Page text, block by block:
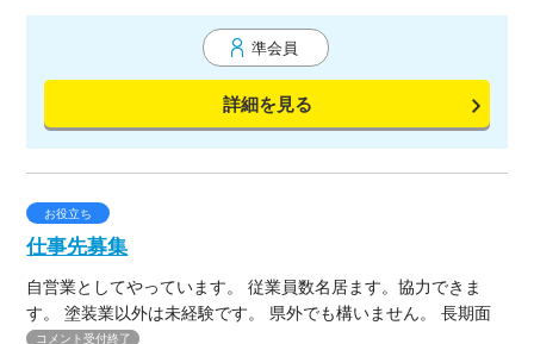
準会員
詳細を見る
お役立ち
仕事先募集
自営業としてやっています。 従業員数名居ます。協力できま
す。 塗装業以外は未経験です。 県外でも構いません。 長期面
倒見てくれる方居たら協力させてください。 条件よければ今後
コメント受付終了